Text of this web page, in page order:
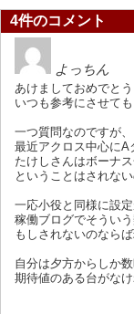
4件のコメント
よっちん
あけましておめでとう
いつも参考にさせて
一つ質問なのですが、
最近アクロス中心にA
たけしさんはボーナ
ということはされな
一応小役と同様に設
稼働ブログでそうい
もしされないのなら
自分は夕方からしか
期待値のある台がな